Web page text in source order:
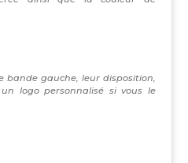
bande gauche, leur disposition,
logo personnalisé si vous le